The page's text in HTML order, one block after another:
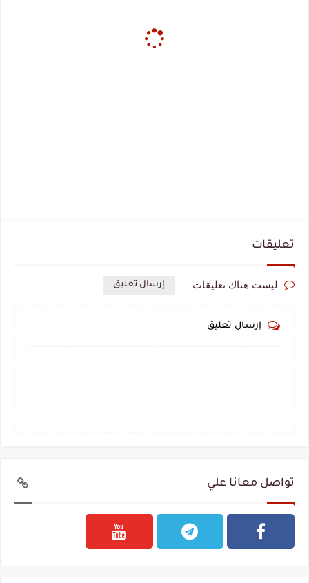
تعليقات
ليست هناك تعليقات إرسال تعليق
إرسال تعليق
تواصل معانا علي